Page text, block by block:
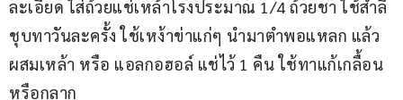
ละเอียด ใส่ถ้วยแช่เหล้าโรงประมาณ 1/4 ถ้วยชา ใช้สำลี
ชุบทาวันละครั้ง ใช้เหง้าข่าแก่ๆ นำมาตำพอแหลก แล้ว
ผสมเหล้า หรือ แอลกอฮอล์ แช่ไว้ 1 คืน ใช้ทาแก้เกลื้อน
หรือกลาก